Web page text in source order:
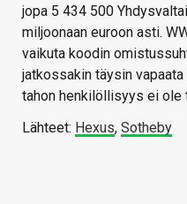
jopa 5 434 500
miljoonaan euroon asti.
vaikuta koodin
jatkossakin täysin
tahon henkilöllisyys ei ole
Lähteet: Hexus, Sotheby